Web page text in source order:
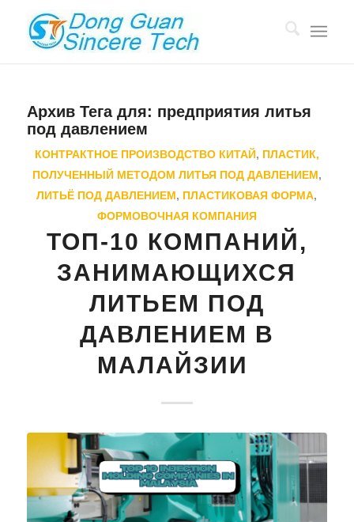
Архив Тега для: предприятия литья
под давлением
КОНТРАКТНОЕ ПРОИЗВОДСТВО КИТАЙ, ПЛАСТИК,
ПОЛУЧЕННЫЙ МЕТОДОМ ЛИТЬЯ ПОД ДАВЛЕНИЕМ,
ЛИТЬЁ ПОД ДАВЛЕНИЕМ, ПЛАСТИКОВАЯ ФОРМА,
ФОРМОВОЧНАЯ КОМПАНИЯ
ТОП-10 КОМПАНИЙ,
ЗАНИМАЮЩИХСЯ
ЛИТЬЕМ ПОД
ДАВЛЕНИЕМ В
МАЛАЙЗИИ